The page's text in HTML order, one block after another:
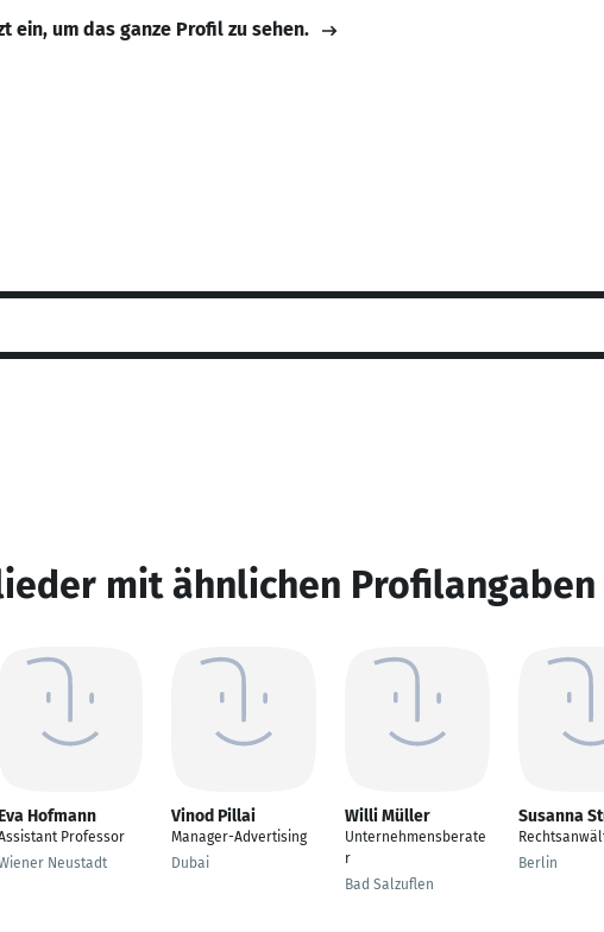
ein, um das ganze Profil zu sehen.
mit ähnlichen Profilangaben
Eva Hofmann
Professor
Neustadt
Vinod Pillai
Manager-Advertising
Dubai
Willi Müller
Unternehmensberate
r
Bad Salzuflen
Susanna
Berlin